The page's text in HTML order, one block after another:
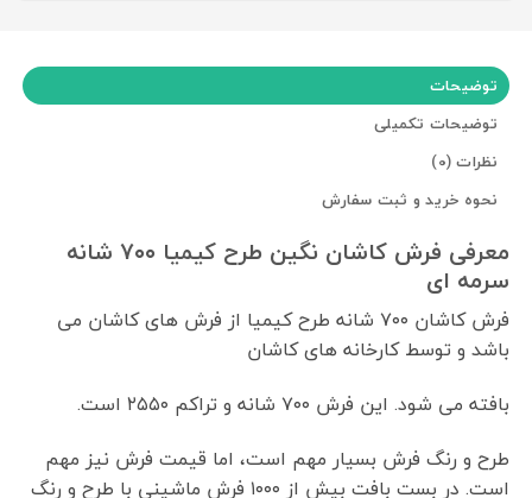
توضیحات
توضیحات تکمیلی
نظرات (0)
نحوه خرید و ثبت سفارش
معرفی فرش کاشان نگین طرح کیمیا ۷۰۰ شانه
سرمه ای
فرش کاشان ۷۰۰ شانه طرح کیمیا از فرش های کاشان می
باشد و توسط کارخانه های کاشان
بافته می شود. این فرش ۷۰۰ شانه و تراکم ۲۵۵۰ است.
طرح و رنگ فرش بسیار مهم است، اما قیمت فرش نیز مهم
است. در بست بافت بیش از ۱۰۰۰ فرش ماشینی با طرح و رنگ